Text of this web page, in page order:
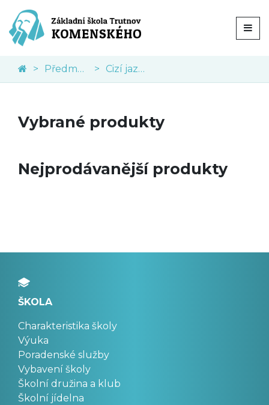
Předměty Cizí jazyky
Vybrané produkty
Nejprodávanější produkty
ŠKOLA
Charakteristika školy
Výuka
Poradenské služby
Vybavení školy
Školní družina a klub
Školní jídelna